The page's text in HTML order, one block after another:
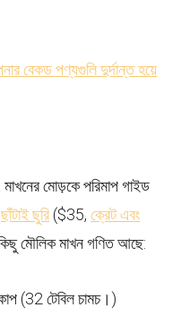
বেকড পণ্যগুলি দুর্দান্ত হয়ে
মোড়কে পরিমাপ গাইড
ছাঁটাই ছুরি ($35, ক্রেট এবং
মৌলিক মাখন গণিত আছে:
(32 টেবিল চামচ।)